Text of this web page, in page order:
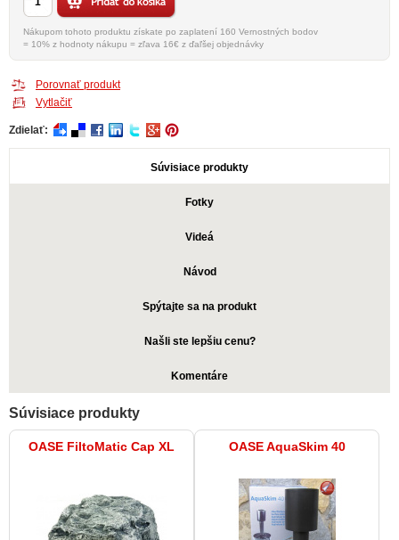
Nákupom tohoto produktu získate po zaplatení 160 Vernostných bodov
= 10% z hodnoty nákupu = zľava 16€ z ďaľšej objednávky
Porovnať produkt
Vytlačiť
Zdielať:
Súvisiace produkty
Fotky
Videá
Návod
Spýtajte sa na produkt
Našli ste lepšiu cenu?
Komentáre
Súvisiace produkty
OASE FiltoMatic Cap XL OASE AquaSkim 40